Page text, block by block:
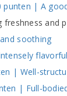
punten | A
freshness and
soothing
| Well-
| Full-